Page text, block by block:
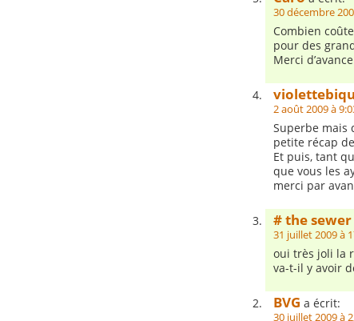
30 décembre
Combien
pour des
Merci
2 août 2009 à
Superbe mais
petite récap
Et puis, tant
que vous les
merci par
# the
31 juillet 2009 à
oui très joli la
va-t-il y avoir
BVG a écrit:
30 juillet 2009 à